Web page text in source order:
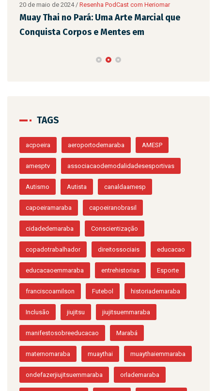
20 de maio de 2024/ Resenha PodCast com Heriomar
Muay Thai no Pará: Uma Arte Marcial que
Conquista Corpos e Mentes em
TAGS
acpoeira aeroportodemaraba AMESP
amesptv associacaodemodalidadesesportivas
Autismo Autista canaldaamesp
capoeiramaraba capoeiranobrasil
cidadedemaraba Conscientização
copadotrabalhador direitossociais educacao
educacaoemmaraba entrehistorias Esporte
franciscoarnilson Futebol historiademaraba
Inclusão jiujitsu jiujitsuemmaraba
manifestosobreeducacao Marabá
maternomaraba muaythai muaythaiemmaraba
ondefazerjiujitsuemmaraba orlademaraba